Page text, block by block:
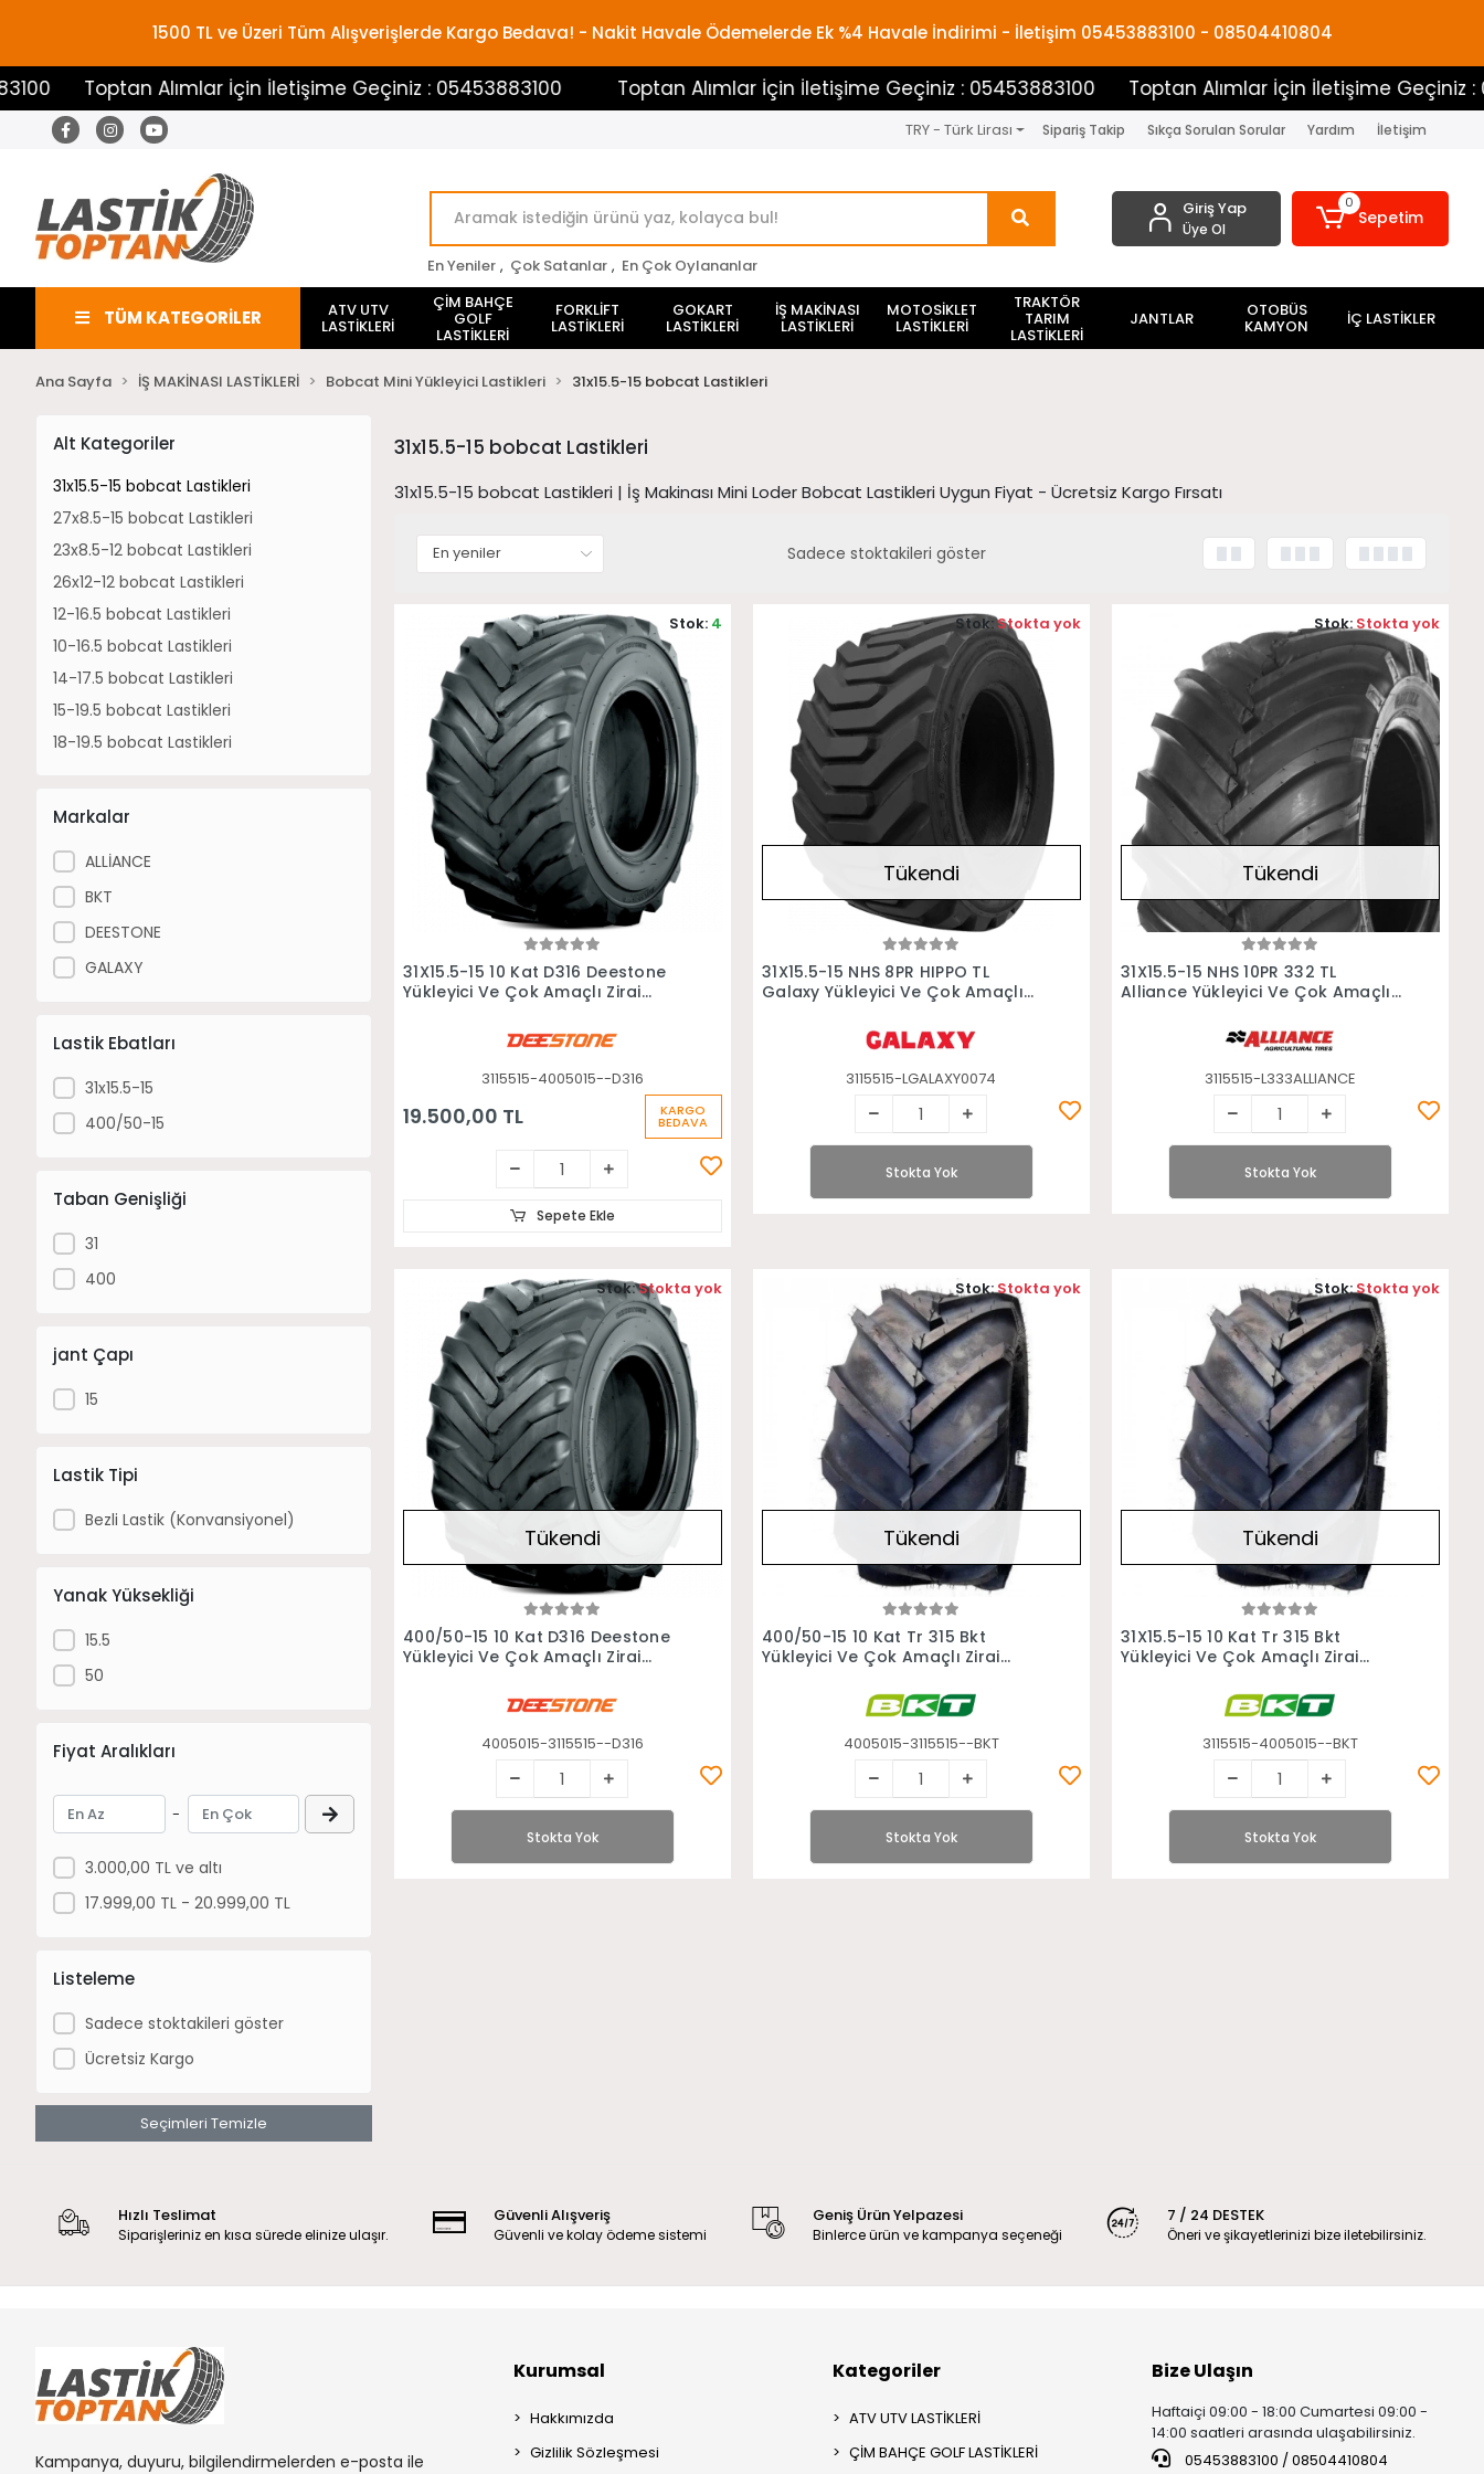
1500 TL ve Üzeri Tüm Alışverişlerde Kargo Bedava! - Nakit Havale Ödemelerde Ek %4 Havale İndirimi - İletişim 05453883100 - 08504410804
Toptan Alımlar İçin İletişime Geçiniz : 05453883100 Toptan Alımlar İçin İletişime Geçiniz : 05453883100 Toptan Alımlar İçin İletişime Geçiniz :
TRY - Türk Lirası Sipariş Takip Sıkça Sorulan Sorular Yardım İletişim
En Yeniler , Çok Satanlar , En Çok Oylananlar
Giriş Yap
Üye Ol
0
Sepetim
TÜM KATEGORİLER ATV UTV
LASTİKLERİ
ÇİM BAHÇE
GOLF
LASTİKLERİ
FORKLİFT
LASTİKLERİ
GOKART
LASTİKLERİ
İŞ MAKİNASI
LASTİKLERİ
MOTOSİKLET
LASTİKLERİ
TRAKTÖR
TARIM
LASTİKLERİ
JANTLAR OTOBÜS
KAMYON İÇ LASTİKLER
Ana Sayfa İŞ MAKİNASI LASTİKLERİ Bobcat Mini Yükleyici Lastikleri 31x15.5-15 bobcat Lastikleri
Alt Kategoriler
31x15.5-15 bobcat Lastikleri
27x8.5-15 bobcat Lastikleri
23x8.5-12 bobcat Lastikleri
26x12-12 bobcat Lastikleri
12-16.5 bobcat Lastikleri
10-16.5 bobcat Lastikleri
14-17.5 bobcat Lastikleri
15-19.5 bobcat Lastikleri
18-19.5 bobcat Lastikleri
Markalar
ALLİANCE
BKT
DEESTONE
GALAXY
Lastik Ebatları
31x15.5-15
400/50-15
Taban Genişliği
31
400
jant Çapı
15
Lastik Tipi
Bezli Lastik (Konvansiyonel)
Yanak Yüksekliği
15.5
50
Fiyat Aralıkları
-
3.000,00 TL ve altı
17.999,00 TL - 20.999,00 TL
Listeleme
Sadece stoktakileri göster
Ücretsiz Kargo
Seçimleri Temizle
31x15.5-15 bobcat Lastikleri
31x15.5-15 bobcat Lastikleri | İş Makinası Mini Loder Bobcat Lastikleri Uygun Fiyat - Ücretsiz Kargo Fırsatı
Sadece stoktakileri göster
Sepete Ekle
31X15.5-15 10 Kat D316 Deestone
Yükleyici Ve Çok Amaçlı Zirai
3115515-4005015--D316
19.500,00 TL KARGO
BEDAVA
Stok: 4
Sepete Ekle
Stokta Yok
Tükendi
31X15.5-15 NHS 8PR HIPPO TL
Galaxy Yükleyici Ve Çok Amaçlı
3115515-LGALAXY0074
Stok:Stokta yok
Stokta Yok
Stokta Yok
Tükendi
31X15.5-15 NHS 10PR 332 TL
Alliance Yükleyici Ve Çok Amaçlı
3115515-L333ALLIANCE
Stok:Stokta yok
Stokta Yok
Stokta Yok
Tükendi
400/50-15 10 Kat D316 Deestone
Yükleyici Ve Çok Amaçlı Zirai
4005015-3115515--D316
Stok:Stokta yok
Stokta Yok
Stokta Yok
Tükendi
400/50-15 10 Kat Tr 315 Bkt
Yükleyici Ve Çok Amaçlı Zirai
4005015-3115515--BKT
Stok:Stokta yok
Stokta Yok
Stokta Yok
Tükendi
31X15.5-15 10 Kat Tr 315 Bkt
Yükleyici Ve Çok Amaçlı Zirai
3115515-4005015--BKT
Stok:Stokta yok
Stokta Yok
Hızlı Teslimat
Siparişleriniz en kısa sürede elinize ulaşır.
Güvenli Alışveriş
Güvenli ve kolay ödeme sistemi
Geniş Ürün Yelpazesi
Binlerce ürün ve kampanya seçeneği
7 / 24 DESTEK
Öneri ve şikayetlerinizi bize iletebilirsiniz.
Kampanya, duyuru, bilgilendirmelerden e-posta ile
Kurumsal
Hakkımızda
Gizlilik Sözleşmesi
Kategoriler
ATV UTV LASTİKLERİ
ÇİM BAHÇE GOLF LASTİKLERİ
Bize Ulaşın
Haftaiçi 09:00 - 18:00 Cumartesi 09:00 -
14:00 saatleri arasında ulaşabilirsiniz.
05453883100 / 08504410804